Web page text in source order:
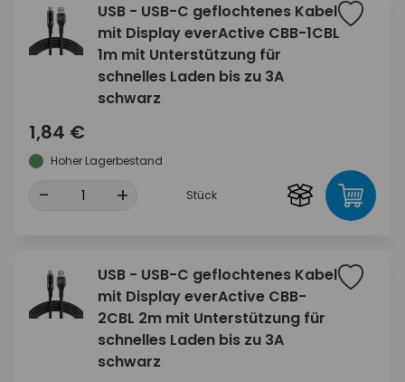
USB - USB-C geflochtenes Kabel
mit Display everActive CBB-1CBL
1m mit Unterstützung für
schnelles Laden bis zu 3A
schwarz
1,84 €
Hoher Lagerbestand
- + Stück
USB - USB-C geflochtenes Kabel
mit Display everActive CBB-
2CBL 2m mit Unterstützung für
schnelles Laden bis zu 3A
schwarz